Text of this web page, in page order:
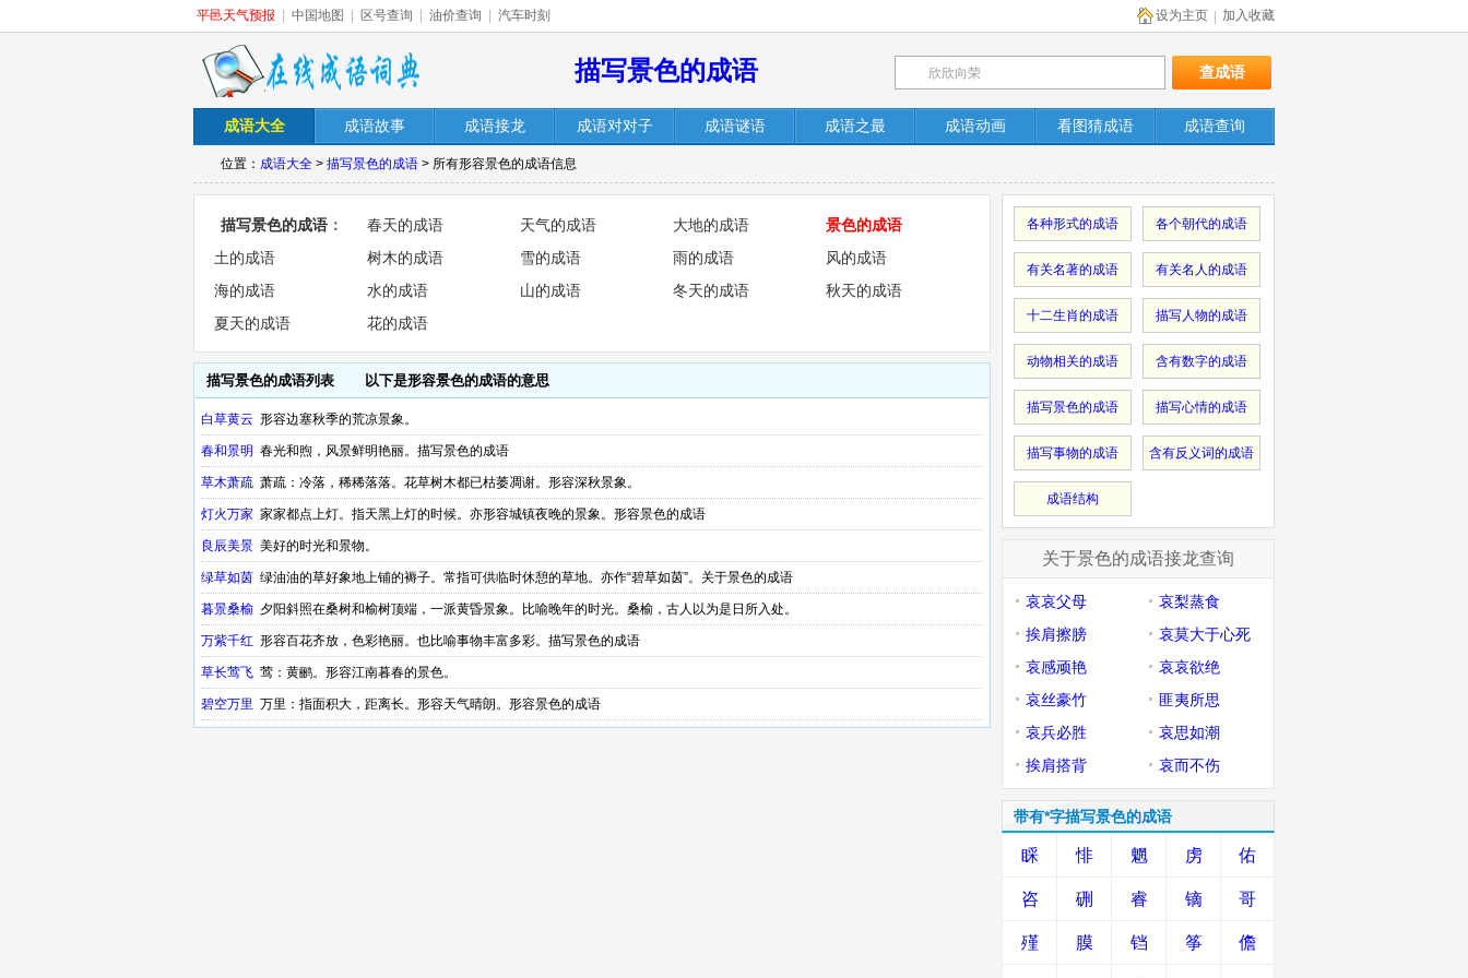
平邑天气预报 中国地图 区号查询 油价查询 汽车时刻 加入收藏
设为主页
描写景色的成语
成语大全 成语故事 成语接龙 成语对对子 成语谜语 成语之最 成语动画 看图猜成语 成语查询
位置： 成语大全 > 描写景色的成语 > 所有形容景色的成语信息
描写景色的成语 ： 春天的成语 天气的成语 大地的成语
景色的成语
土的成语
树木的成语 雪的成语 雨的成语
风的成语
海的成语
水的成语 山的成语 冬天的成语
秋天的成语
夏天的成语
花的成语
描写景色的成语列表 以下是形容景色的成语的意思
白草黄云 形容边塞秋季的荒凉景象。
春和景明 春光和煦，风景鲜明艳丽。描写景色的成语
草木萧疏 萧疏：冷落，稀稀落落。花草树木都已枯萎凋谢。形容深秋景象。
灯火万家 家家都点上灯。指天黑上灯的时候。亦形容城镇夜晚的景象。形容景色的成语
良辰美景 美好的时光和景物。
绿草如茵 绿油油的草好象地上铺的褥子。常指可供临时休憩的草地。亦作“碧草如茵”。关于景色的成语
暮景桑榆 夕阳斜照在桑树和榆树顶端，一派黄昏景象。比喻晚年的时光。桑榆，古人以为是日所入处。
万紫千红 形容百花齐放，色彩艳丽。也比喻事物丰富多彩。描写景色的成语
草长莺飞 莺：黄鹂。形容江南暮春的景色。
碧空万里 万里：指面积大，距离长。形容天气晴朗。形容景色的成语
各种形式的成语 各个朝代的成语
有关名著的成语 有关名人的成语
十二生肖的成语 描写人物的成语
动物相关的成语 含有数字的成语
描写景色的成语 描写心情的成语
描写事物的成语 含有反义词的成语
成语结构
关于景色的成语接龙查询
哀哀父母
哀梨蒸食
挨肩擦膀
哀莫大于心死
哀感顽艳
哀哀欲绝
哀丝豪竹
匪夷所思
哀兵必胜
哀思如潮
挨肩搭背
哀而不伤
带有*字描写景色的成语
睬 悱 魍 虏 佑
咨 硎 睿 镝 哥
殣 膜 铛 筝 儋